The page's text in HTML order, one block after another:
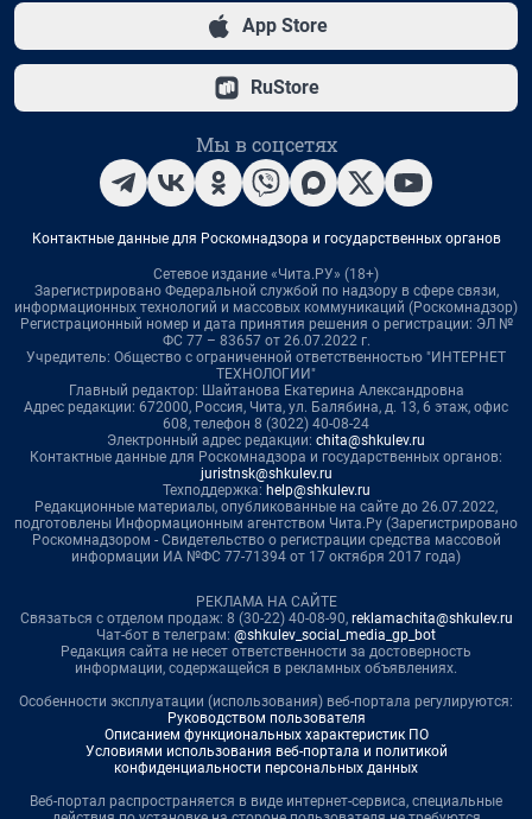
App Store
RuStore
Мы в соцсетях
Контактные данные для Роскомнадзора и государственных органов
Сетевое издание «Чита.РУ» (18+)
Зарегистрировано Федеральной службой по надзору в сфере связи,
информационных технологий и массовых коммуникаций (Роскомнадзор)
Регистрационный номер и дата принятия решения о регистрации: ЭЛ №
ФС 77 – 83657 от 26.07.2022 г.
Учредитель: Общество с ограниченной ответственностью "ИНТЕРНЕТ
ТЕХНОЛОГИИ"
Главный редактор: Шайтанова Екатерина Александровна
Адрес редакции: 672000, Россия, Чита, ул. Балябина, д. 13, 6 этаж, офис
608, телефон 8 (3022) 40-08-24
Электронный адрес редакции: chita@shkulev.ru
Контактные данные для Роскомнадзора и государственных органов:
juristnsk@shkulev.ru
Техподдержка: help@shkulev.ru
Редакционные материалы, опубликованные на сайте до 26.07.2022,
подготовлены Информационным агентством Чита.Ру (Зарегистрировано
Роскомнадзором - Свидетельство о регистрации средства массовой
информации ИА №ФС 77-71394 от 17 октября 2017 года)
РЕКЛАМА НА САЙТЕ
Связаться с отделом продаж: 8 (30-22) 40-08-90, reklamachita@shkulev.ru
Чат-бот в телеграм: @shkulev_social_media_gp_bot
Редакция сайта не несет ответственности за достоверность
информации, содержащейся в рекламных объявлениях.
Особенности эксплуатации (использования) веб-портала регулируются:
Руководством пользователя
Описанием функциональных характеристик ПО
Условиями использования веб-портала и политикой
конфиденциальности персональных данных
Веб-портал распространяется в виде интернет-сервиса, специальные